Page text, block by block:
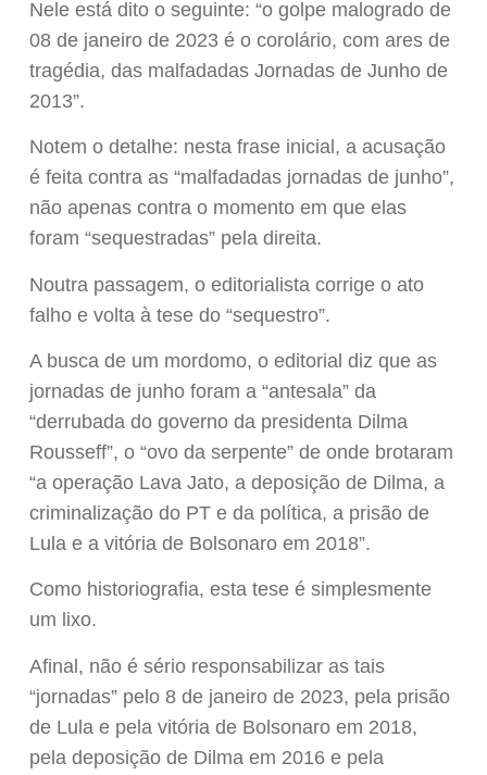
Nele está dito o seguinte: “o golpe malogrado de
08 de janeiro de 2023 é o corolário, com ares de
tragédia, das malfadadas Jornadas de Junho de
2013”.
Notem o detalhe: nesta frase inicial, a acusação
é feita contra as “malfadadas jornadas de junho”,
não apenas contra o momento em que elas
foram “sequestradas” pela direita.
Noutra passagem, o editorialista corrige o ato
falho e volta à tese do “sequestro”.
A busca de um mordomo, o editorial diz que as
jornadas de junho foram a “antesala” da
“derrubada do governo da presidenta Dilma
Rousseff”, o “ovo da serpente” de onde brotaram
“a operação Lava Jato, a deposição de Dilma, a
criminalização do PT e da política, a prisão de
Lula e a vitória de Bolsonaro em 2018”.
Como historiografia, esta tese é simplesmente
um lixo.
Afinal, não é sério responsabilizar as tais
“jornadas” pelo 8 de janeiro de 2023, pela prisão
de Lula e pela vitória de Bolsonaro em 2018,
pela deposição de Dilma em 2016 e pela